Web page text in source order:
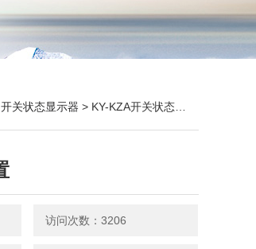
开关状态显示器 > KY-KZA开关状态指示装置
访问次数：3206